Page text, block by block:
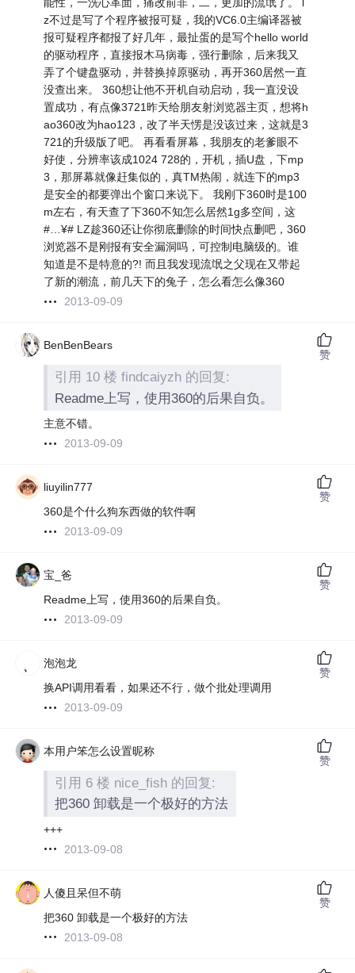
能性，一洗心革面，痛改前非，二，更加的流氓了。 l
z不过是写了个程序被报可疑，我的VC6.0主编译器被
报可疑程序都报了好几年，最扯蛋的是写个hello world
的驱动程序，直接报木马病毒，强行删除，后来我又
弄了个键盘驱动，并替换掉原驱动，再开360居然一直
没查出来。 360想让他不开机自动启动，我一直没设
置成功，有点像3721昨天给朋友射浏览器主页，想将h
ao360改为hao123，改了半天愣是没该过来，这就是3
721的升级版了吧。 再看看屏幕，我朋友的老爹眼不
好使，分辨率该成1024 728的，开机，插U盘，下mp
3，那屏幕就像赶集似的，真TM热闹，就连下的mp3
是安全的都要弹出个窗口来说下。 我刚下360时是100
m左右，有天查了下360不知怎么居然1g多空间，这
#…¥# LZ趁360还让你彻底删除的时间快点删吧，360
浏览器不是刚报有安全漏洞吗，可控制电脑级的。谁
知道是不是特意的?! 而且我发现流氓之父现在又带起
了新的潮流，前几天下的兔子，怎么看怎么像360
2013-09-09
BenBenBears
引用 10 楼 findcaiyzh 的回复:
Readme上写，使用360的后果自负。
主意不错。
2013-09-09
赞
liuyilin777
360是个什么狗东西做的软件啊
2013-09-09
赞
宝_爸
Readme上写，使用360的后果自负。
2013-09-09
赞
泡泡龙
换API调用看看，如果还不行，做个批处理调用
2013-09-09
赞
本用户笨怎么设置昵称
引用 6 楼 nice_fish 的回复:
把360 卸载是一个极好的方法
+++
2013-09-08
赞
人傻且呆但不萌
把360 卸载是一个极好的方法
2013-09-08
赞